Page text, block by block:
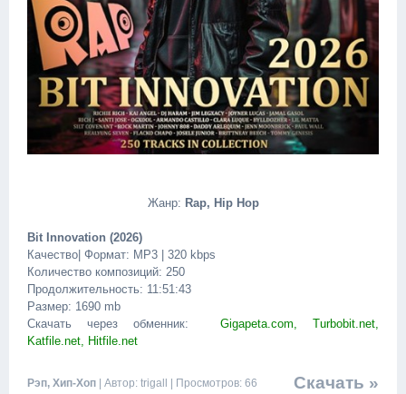
Жанр: Rap, Hip Hop
Bit Innovation (2026)
Качество| Формат: MP3 | 320 kbps
Количество композиций: 250
Продолжительность: 11:51:43
Размер: 1690 mb
Скачать через обменник: Gigapeta.com, Turbobit.net,
Katfile.net, Hitfile.net
Скачать »
Рэп, Хип-Хоп | Автор: trigall | Просмотров: 66